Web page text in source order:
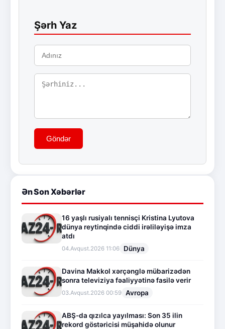
Şərh Yaz
Göndər
Ən Son Xəbərlər
16 yaşlı rusiyalı tennisçi Kristina Lyutova
dünya reytinqində ciddi irəliləyişə imza
atdı
04.Avqust.2026 11:06 Dünya
Davina Makkol xərçənglə mübarizədən
sonra televiziya fəaliyyətinə fasilə verir
03.Avqust.2026 00:59 Avropa
ABŞ-da qızılca yayılması: Son 35 ilin
rekord göstəricisi müşahidə olunur